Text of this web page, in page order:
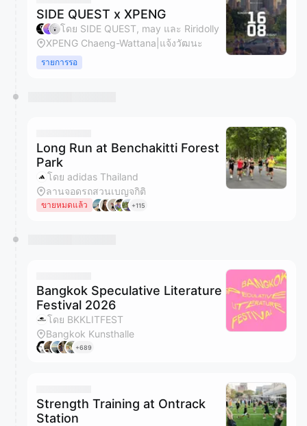
SIDE QUEST x XPENG
โดย SIDE QUEST, may และ Riridolly
XPENG Chaeng-Wattana|แจ้งวัฒนะ
รายการรอ
Long Run at Benchakitti Forest
Park
โดย adidas Thailand
ลานจอดรถสวนเบญจกิติ
ขายหมดแล้ว +115
Bangkok Speculative Literature
Festival 2026
โดย BKKLITFEST
Bangkok Kunsthalle
+689
Strength Training at Ontrack
Station